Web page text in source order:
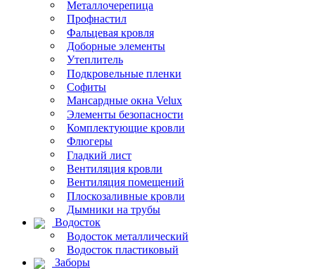
Металлочерепица
Профнастил
Фальцевая кровля
Доборные элементы
Утеплитель
Подкровельные пленки
Софиты
Мансардные окна Velux
Элементы безопасности
Комплектующие кровли
Флюгеры
Гладкий лист
Вентиляция кровли
Вентиляция помещений
Плоскозаливные кровли
Дымники на трубы
Водосток
Водосток металлический
Водосток пластиковый
Заборы